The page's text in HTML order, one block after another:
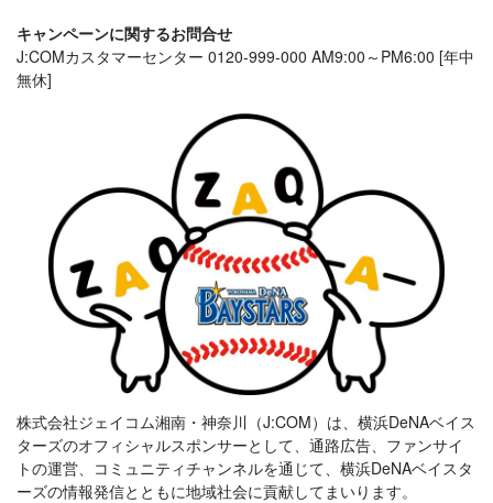
キャンペーンに関するお問合せ
J:COMカスタマーセンター 0120-999-000 AM9:00～PM6:00 [年中
無休]
株式会社ジェイコム湘南・神奈川（J:COM）は、横浜DeNAベイス
ターズのオフィシャルスポンサーとして、通路広告、ファンサイ
トの運営、コミュニティチャンネルを通じて、横浜DeNAベイスタ
ーズの情報発信とともに地域社会に貢献してまいります。